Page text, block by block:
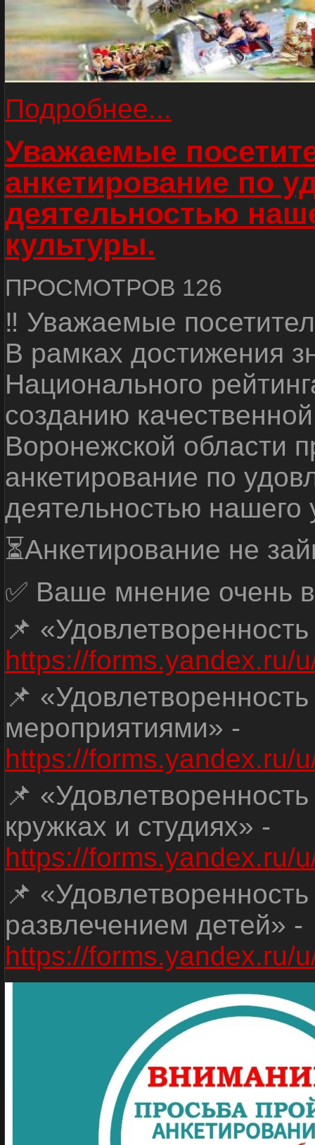
Подробнее...
Уважаемые
анкетирование по
деятельностью
культуры.
ПРОСМОТРОВ 126
‼ Уважаемые
В рамках достижения
Национального
созданию
Воронежской области
анкетирование по
деятельностью нашего
⏳Анкетирование не
✅ Ваше мнение очень
📌
https://forms.yandex.ru/
📌
мероприятиями» -
https://forms.yandex.ru/
📌
кружках и студиях» -
https://forms.yandex.ru/
📌
развлечением детей» -
https://forms.yandex.ru/